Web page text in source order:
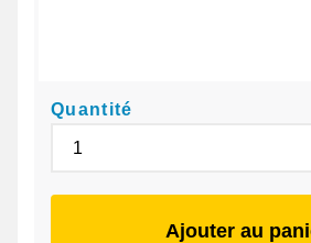
Quantité
Ajouter au